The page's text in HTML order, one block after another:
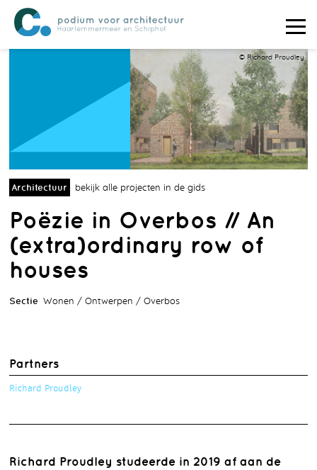
© Richard Proudley
Architectuur bekijk alle projecten in de gids
Poëzie in Overbos // An
(extra)ordinary row of
houses
Sectie Wonen Ontwerpen Overbos
Partners
Richard Proudley
Richard Proudley studeerde in 2019 af aan de